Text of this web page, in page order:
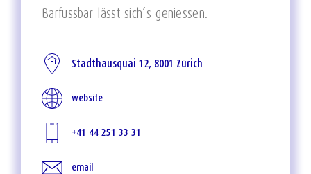
Barfussbar lässt sich’s geniessen.
Stadthausquai 12, 8001 Zürich
website
+41 44 251 33 31
email